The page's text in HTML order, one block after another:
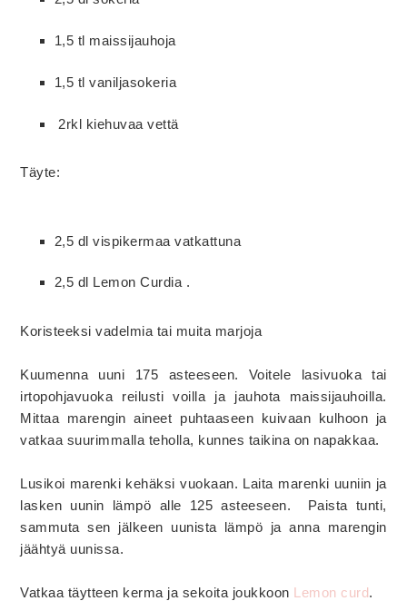
1,5 tl maissijauhoja
1,5 tl vaniljasokeria
2rkl kiehuvaa vettä
Täyte:
2,5 dl vispikermaa vatkattuna
2,5 dl Lemon Curdia .
Koristeeksi vadelmia tai muita marjoja
Kuumenna uuni 175 asteeseen. Voitele lasivuoka tai
irtopohjavuoka reilusti voilla ja jauhota maissijauhoilla.
Mittaa marengin aineet puhtaaseen kuivaan kulhoon ja
vatkaa suurimmalla teholla, kunnes taikina on napakkaa.
Lusikoi marenki kehäksi vuokaan. Laita marenki uuniin ja
lasken uunin lämpö alle 125 asteeseen. Paista tunti,
sammuta sen jälkeen uunista lämpö ja anna marengin
jäähtyä uunissa.
Vatkaa täytteen kerma ja sekoita joukkoon Lemon curd.